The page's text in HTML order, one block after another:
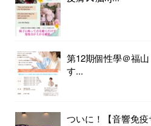
第12期個性學＠福
す...
ついに！【音響免